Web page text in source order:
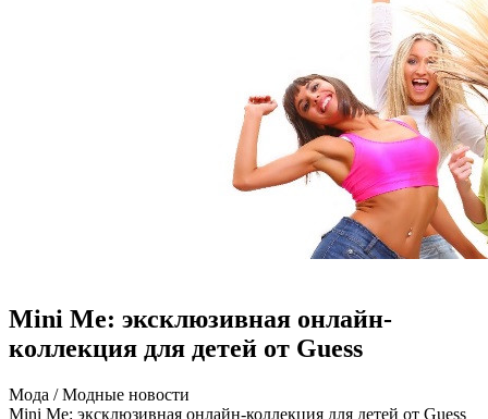
Mini Me: эксклюзивная онлайн-
коллекция для детей от Guess
Мoдa / Мoдныe нoвoсти
Mini Me: эксклюзивная онлайн-коллекция для детей от Guess